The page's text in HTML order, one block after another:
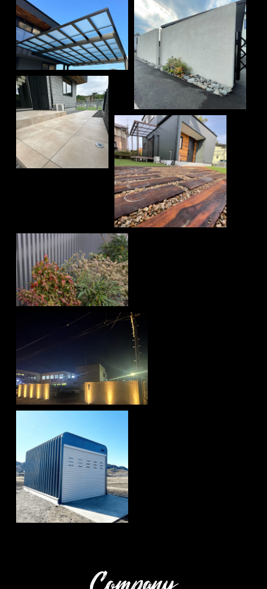
駐車場・カーポート
ウッドデッキ・テラス
エントランス・門まわり
ガーデニング・植栽
ガレージ